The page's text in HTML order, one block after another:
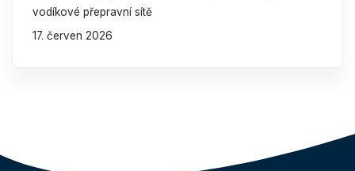
vodíkové přepravní sítě
17. červen 2026